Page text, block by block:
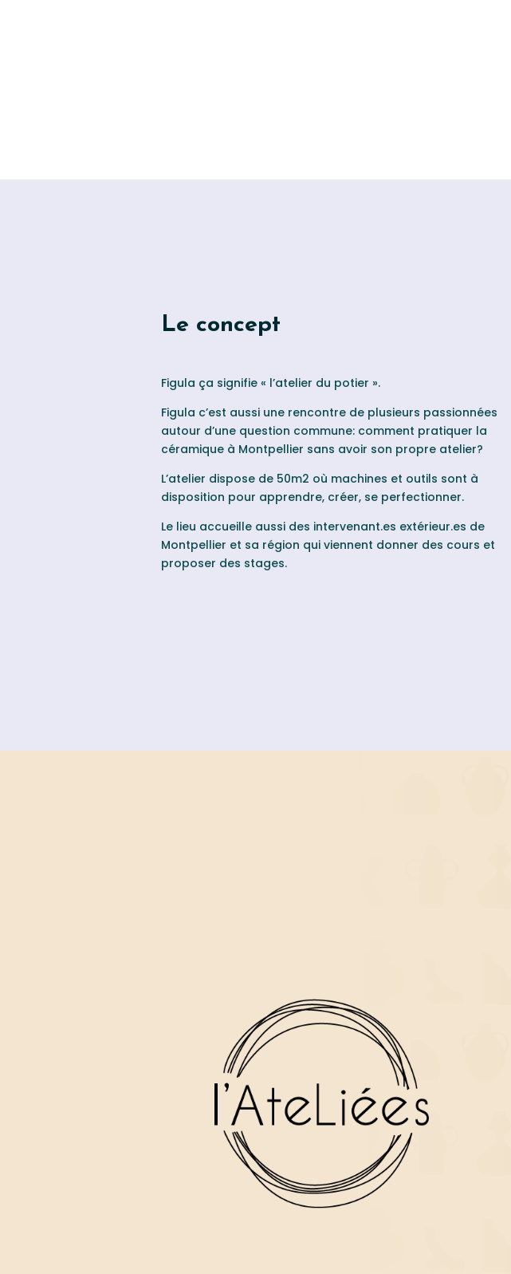
Le concept
Figula ça signifie « l’atelier du potier ».
Figula c’est aussi une rencontre de plusieurs passionnées
autour d’une question commune: comment pratiquer la
céramique à Montpellier sans avoir son propre atelier?
L’atelier dispose de 50m2 où machines et outils sont à
disposition pour apprendre, créer, se perfectionner.
Le lieu accueille aussi des intervenant.es extérieur.es de
Montpellier et sa région qui viennent donner des cours et
proposer des stages.